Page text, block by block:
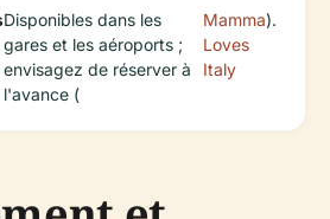
Disponibles dans les
gares et les aéroports ;
envisagez de réserver à
l'avance (
Mamma
Loves
Italy
).